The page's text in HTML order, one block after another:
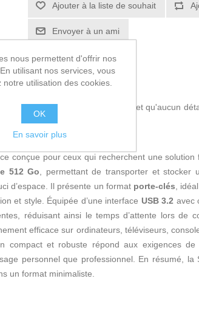
Ajouter à la liste de souhait
Envoyer à un ami
êtes à la pointe de la technologie et qu'aucun
conçue pour ceux qui recherchent une solution
512 Go, permettant de transporter et stocker
d’espace. Il présente un format porte-clés,
et style. Équipée d’une interface USB 3.2 avec
réduisant ainsi le temps d’attente lors de
efficace sur ordinateurs, téléviseurs,
compact et robuste répond aux exigences
personnel que professionnel. En résumé, la
un format minimaliste.
nous permettent d'offrir nos
utilisant nos services, vous
notre utilisation des cookies.
OK
En savoir plus